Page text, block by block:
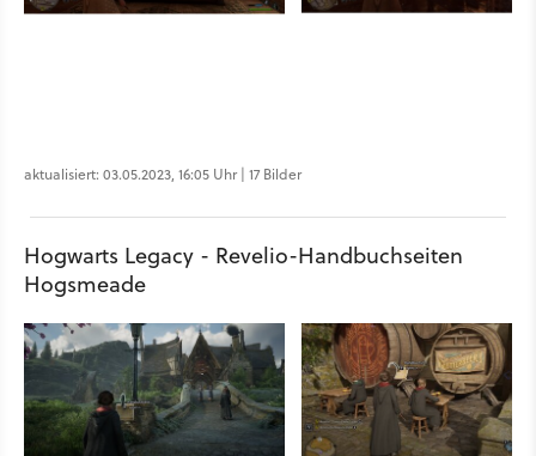
aktualisiert: 03.05.2023, 16:05 Uhr | 17 Bilder
Hogwarts Legacy - Revelio-Handbuchseiten
Hogsmeade